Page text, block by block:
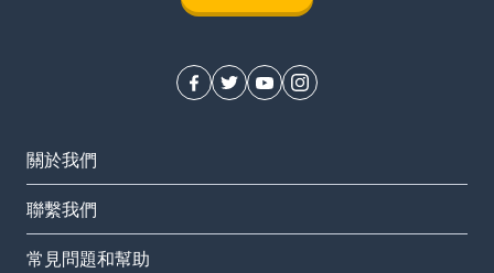
關於我們
聯繫我們
常見問題和幫助